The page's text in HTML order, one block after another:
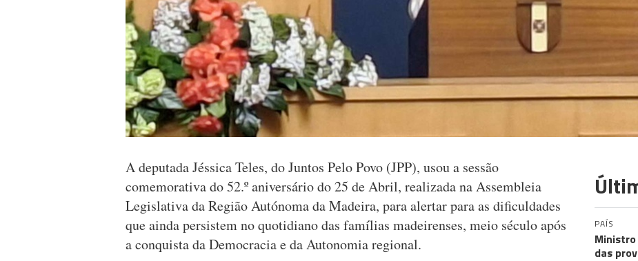
A deputada Jéssica Teles, do Juntos Pelo Povo (JPP), usou a sessão
comemorativa do 52.º aniversário do 25 de Abril, realizada na Assembleia
Legislativa da Região Autónoma da Madeira, para alertar para as dificuldades
que ainda persistem no quotidiano das famílias madeirenses, meio século após
a conquista da Democracia e da Autonomia regional.
PAÍS
Ministro
das